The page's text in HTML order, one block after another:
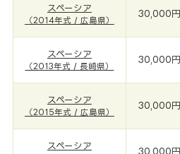
スペーシア
（2014年式 / 広島県）
30,000円
スペーシア
（2013年式 / 長崎県）
30,000円
スペーシア
（2015年式 / 広島県）
30,000円
スペーシア
30,000円